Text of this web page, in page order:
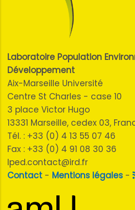
Laboratoire Population
Développement
Aix-Marseille Université
Centre St Charles - case 10
3 place Victor Hugo
13331 Marseille, cedex 03,
Tél. : +33 (0) 4 13 55 07 46
Fax : +33 (0) 4 91 08 30 36
lped.contact@ird.fr
Contact - Mentions légales -